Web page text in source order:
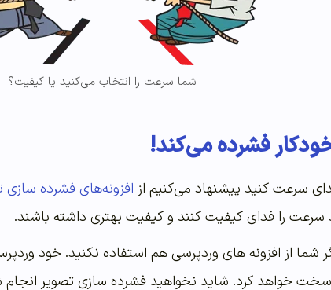
شما سرعت را انتخاب می‌کنید یا کیفیت؟
فشرده می‌کند!
سرعت کنید پیشنهاد می‌کنیم از افزونه‌های فشرده
سرعت را فدای کیفیت کنند و کیفیت بهتری داشته باشند.
شما از افزونه های وردپرسی هم استفاده نکنید. خود
سخت خواهد کرد. شاید نخواهید فشرده سازی تصویر